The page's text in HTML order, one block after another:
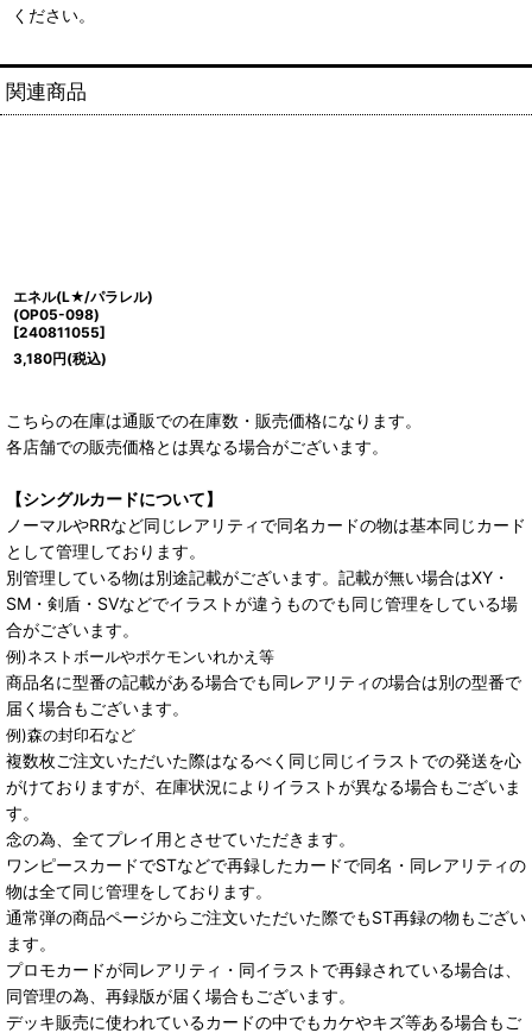
ください。
関連商品
エネル(L★/パラレル)
(OP05-098)
[240811055]
3,180円(税込)
こちらの在庫は通販での在庫数・販売価格になります。
各店舗での販売価格とは異なる場合がございます。
【シングルカードについて】
ノーマルやRRなど同じレアリティで同名カードの物は基本同じカード
として管理しております。
別管理している物は別途記載がございます。記載が無い場合はXY・
SM・剣盾・SVなどでイラストが違うものでも同じ管理をしている場
合がございます。
例)ネストボールやポケモンいれかえ等
商品名に型番の記載がある場合でも同レアリティの場合は別の型番で
届く場合もございます。
例)森の封印石など
複数枚ご注文いただいた際はなるべく同じ同じイラストでの発送を心
がけておりますが、在庫状況によりイラストが異なる場合もございま
す。
念の為、全てプレイ用とさせていただきます。
ワンピースカードでSTなどで再録したカードで同名・同レアリティの
物は全て同じ管理をしております。
通常弾の商品ページからご注文いただいた際でもST再録の物もござい
ます。
プロモカードが同レアリティ・同イラストで再録されている場合は、
同管理の為、再録版が届く場合もございます。
デッキ販売に使われているカードの中でもカケやキズ等ある場合もご